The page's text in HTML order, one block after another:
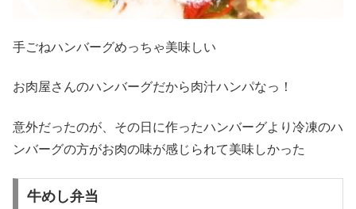
手ごねハンバーグめっちゃ美味しい
お肉屋さんのハンバーグだから肉汁ハンパなっ！
意外だったのが、その日に作ったハンバーグより冷凍のハ
ンバーグの方がお肉の味が感じられて美味しかった
牛めし弁当